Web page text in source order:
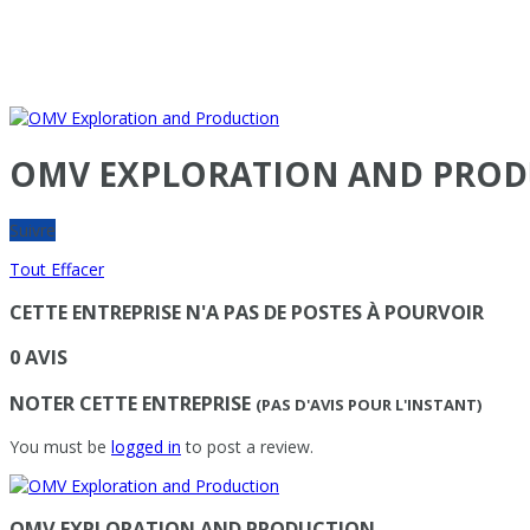
OMV EXPLORATION AND
Suivre
Tout Effacer
CETTE ENTREPRISE N'A PAS DE POSTES À POURVOIR
0 AVIS
NOTER CETTE ENTREPRISE (PAS D'AVIS POUR L'INSTANT)
You must be logged in to post a review.